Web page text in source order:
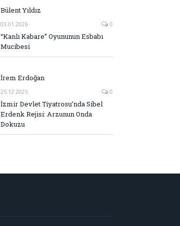
Bülent Yıldız
03.01.2026 0
“Kanlı Kabare” Oyununun Esbabı
Mucibesi
İrem Erdoğan
25.12.2025 0
İzmir Devlet Tiyatrosu’nda Sibel
Erdenk Rejisi: Arzunun Onda
Dokuzu